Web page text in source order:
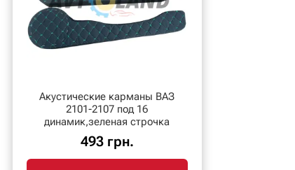
Акустические карманы ВАЗ
2101-2107 под 16
динамик,зеленая строчка
493 грн.